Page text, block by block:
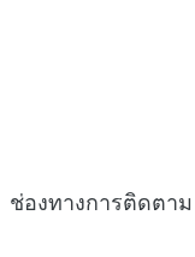
ช่องทางการติดตาม